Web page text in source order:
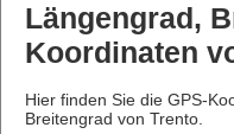
Längengrad,
Koordinaten
Hier finden Sie die GPS-
Breitengrad von Trento.